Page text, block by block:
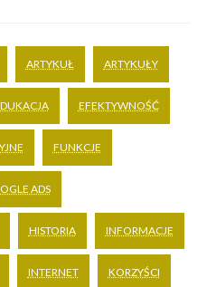
ARTYKUŁ ARTYKUŁY
EFEKTYWNOŚĆ
FUNKCJE
ADS
HISTORIA INFORMACJE
INTERNET KORZYŚCI